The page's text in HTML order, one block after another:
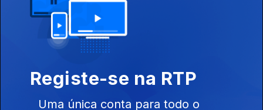
07 dez. 2017
Registe-se na RTP
Uma única conta para todo o